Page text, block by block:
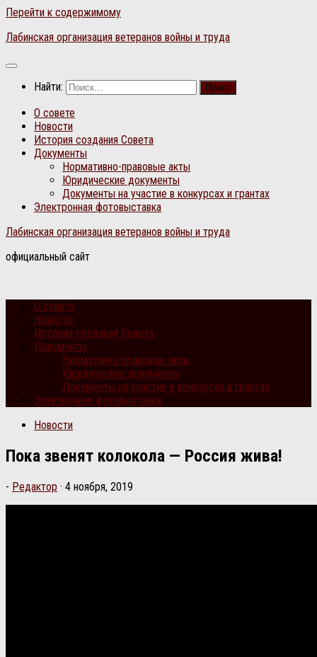
Перейти к содержимому
Лабинская организация ветеранов войны и труда
Найти:
О совете
Новости
История создания Совета
Документы
Нормативно-правовые акты
Юридические документы
Документы на участие в конкурсах и грантах
Электронная фотовыставка
Лабинская организация ветеранов войны и труда
официальный сайт
О совете
Новости
История создания Совета
Документы
Нормативно-правовые акты
Юридические документы
Документы на участие в конкурсах и грантах
Электронная фотовыставка
Новости
Пока звенят колокола — Россия жива!
- Редактор · 4 ноября, 2019